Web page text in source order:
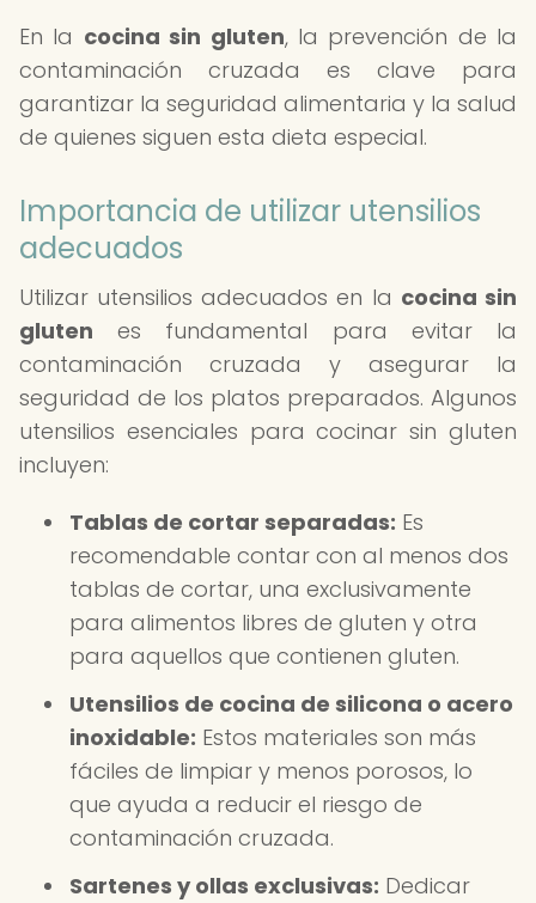
En la cocina sin gluten, la prevención de la
contaminación cruzada es clave para
garantizar la seguridad alimentaria y la salud
de quienes siguen esta dieta especial.
Importancia de utilizar utensilios
adecuados
Utilizar utensilios adecuados en la cocina sin
gluten es fundamental para evitar la
contaminación cruzada y asegurar la
seguridad de los platos preparados. Algunos
utensilios esenciales para cocinar sin gluten
incluyen:
Tablas de cortar separadas: Es
recomendable contar con al menos dos
tablas de cortar, una exclusivamente
para alimentos libres de gluten y otra
para aquellos que contienen gluten.
Utensilios de cocina de silicona o acero
inoxidable: Estos materiales son más
fáciles de limpiar y menos porosos, lo
que ayuda a reducir el riesgo de
contaminación cruzada.
Sartenes y ollas exclusivas: Dedicar